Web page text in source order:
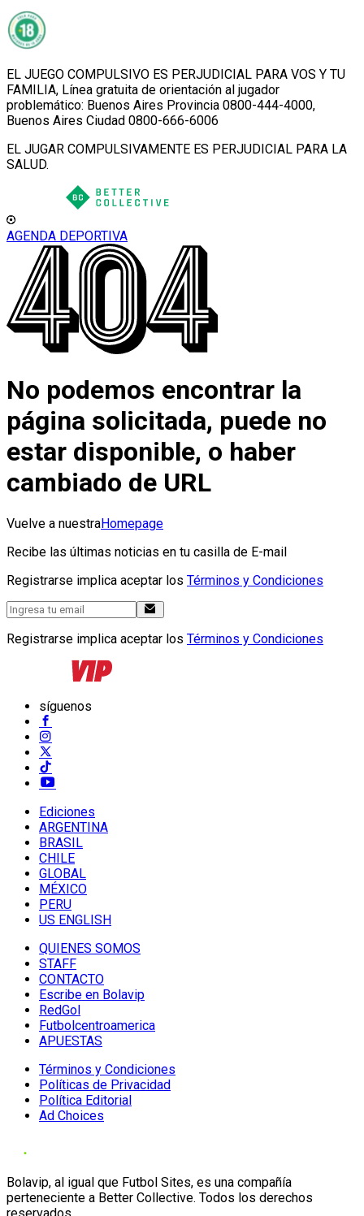
EL JUEGO COMPULSIVO ES PERJUDICIAL PARA VOS Y TU
FAMILIA, Línea gratuita de orientación al jugador
problemático: Buenos Aires Provincia 0800-444-4000,
Buenos Aires Ciudad 0800-666-6006
EL JUGAR COMPULSIVAMENTE ES PERJUDICIAL PARA LA
SALUD.
AGENDA DEPORTIVA
No podemos encontrar la
página solicitada, puede no
estar disponible, o haber
cambiado de URL
Vuelve a nuestraHomepage
Recibe las últimas noticias en tu casilla de E-mail
Registrarse implica aceptar los Términos y Condiciones
Registrarse implica aceptar los Términos y Condiciones
síguenos
Ediciones
ARGENTINA
BRASIL
CHILE
GLOBAL
MÉXICO
PERU
US ENGLISH
QUIENES SOMOS
STAFF
CONTACTO
Escribe en Bolavip
RedGol
Futbolcentroamerica
APUESTAS
Términos y Condiciones
Políticas de Privacidad
Política Editorial
Ad Choices
Bolavip, al igual que Futbol Sites, es una compañía
perteneciente a Better Collective. Todos los derechos